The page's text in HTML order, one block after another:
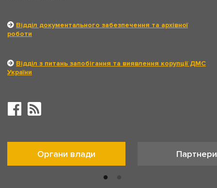
Відділ документального забезпечення та архівної
роботи
Відділ з питань запобігання та виявлення корупції ДМС
України
Органи влади Партнери